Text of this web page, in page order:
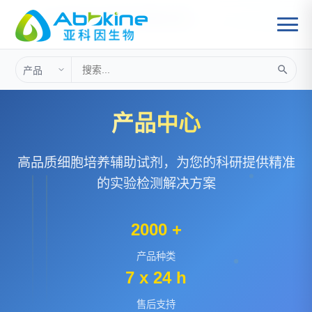
首页细胞培养> 细胞培养辅助试剂
产品中心
高品质细胞培养辅助试剂，为您的科研提供精准
的实验检测解决方案
2000 +
产品种类
7 x 24 h
售后支持